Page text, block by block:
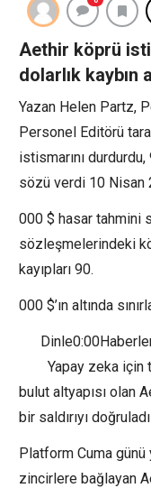
Aethir köprü
dolarlık kaybın
Yazan Helen Partz,
Personel Editörü
istismarını
sözü verdi 10 Nisan
000 $ hasar tahmini
sözleşmelerindeki
kayıpları 90.
000 $’ın altında
Yapay zeka için
bulut altyapısı olan
bir saldırıyı
Platform Cuma günü
zincirlere bağlayan